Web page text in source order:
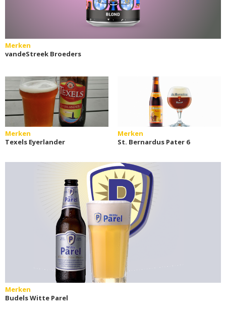
Merken
vandeStreek Broeders
Merken
Texels Eyerlander
Merken
St. Bernardus Pater 6
Merken
Budels Witte Parel